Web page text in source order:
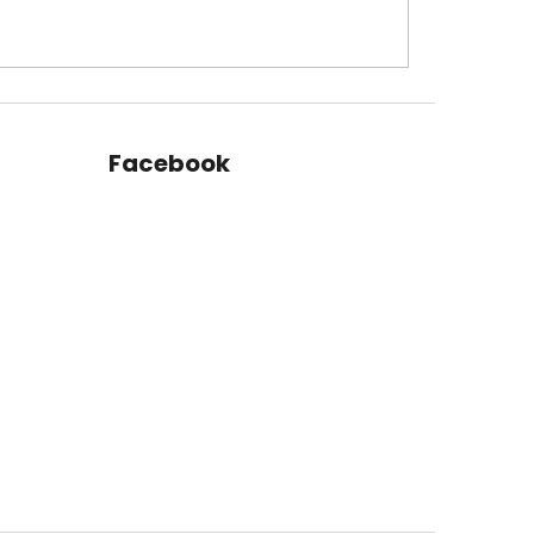
Facebook